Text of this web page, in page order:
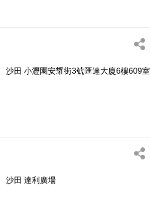
沙田 小瀝園安耀街3號匯達大廈6樓609室
沙田 達利廣場